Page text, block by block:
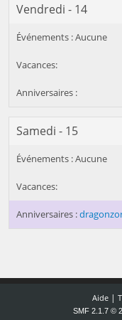
Vendredi - 14
Samedi - 15
Aide|
SMF 2.1.7 ©